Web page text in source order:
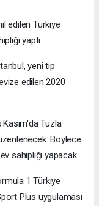
edilen Türkiye
yaptı.
yeni tip
edilen 2020
Tuzla
Böylece
sahipliği yapacak.
1 Türkiye
Plus uygulaması